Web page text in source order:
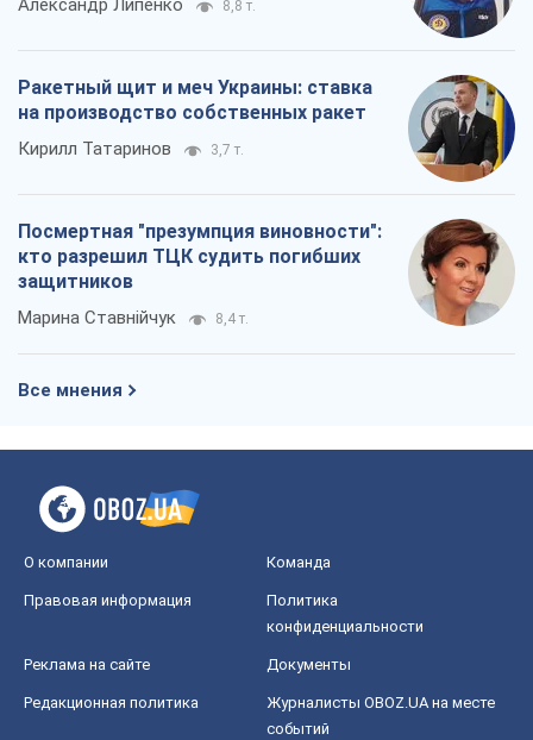
Александр Липенко 8,8 т.
Ракетный щит и меч Украины: ставка
на производство собственных ракет
Кирилл Татаринов 3,7 т.
Посмертная "презумпция виновности":
кто разрешил ТЦК судить погибших
защитников
Марина Ставнійчук 8,4 т.
Все мнения
О компании Команда
Правовая информация
Политика
конфиденциальности
Реклама на сайте Документы
Редакционная политика
Журналисты OBOZ.UA на месте
событий